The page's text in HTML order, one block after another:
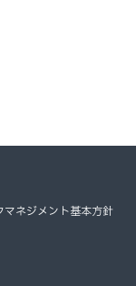
マネジメント基本方針